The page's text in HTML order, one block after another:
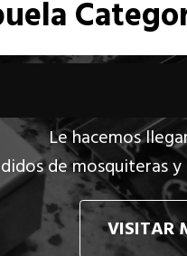
Le hacemos
de mosquiteras
VISITAR